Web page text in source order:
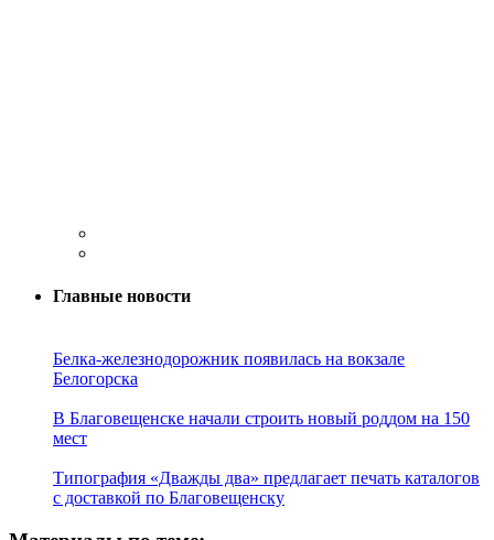
Главные новости
Белка-железнодорожник появилась на вокзале
Белогорска
В Благовещенске начали строить новый роддом на 150
мест
Типография «Дважды два» предлагает печать каталогов
с доставкой по Благовещенску